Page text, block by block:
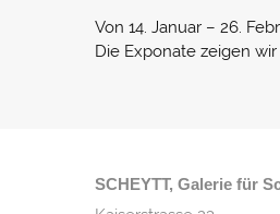
Von 14. Januar – 26.
Die Exponate zeigen
SCHEYTT, Galerie für